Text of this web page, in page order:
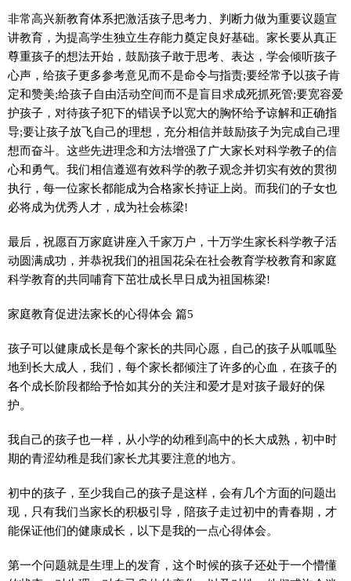
非常高兴新教育体系把激活孩子思考力、判断力做为重要议题宣
讲教育，为提高学生独立生存能力奠定良好基础。家长要从真正
尊重孩子的想法开始，鼓励孩子敢于思考、表达，学会倾听孩子
心声，给孩子更多参考意见而不是命令与指责;要经常予以孩子肯
定和赞美;给孩子自由活动空间而不是盲目求成死抓死管;要宽容爱
护孩子，对待孩子犯下的错误予以宽大的胸怀给予谅解和正确指
导;要让孩子放飞自己的理想，充分相信并鼓励孩子为完成自己理
想而奋斗。这些先进理念和方法增强了广大家长对科学教子的信
心和勇气。我们相信遵巡有效科学的教子观念并切实有效的贯彻
执行，每一位家长都能成为合格家长持证上岗。而我们的子女也
必将成为优秀人才，成为社会栋梁!
最后，祝愿百万家庭讲座入千家万户，十万学生家长科学教子活
动圆满成功，并恭祝我们的祖国花朵在社会教育学校教育和家庭
科学教育的共同哺育下茁壮成长早日成为祖国栋梁!
家庭教育促进法家长的心得体会 篇5
孩子可以健康成长是每个家长的共同心愿，自己的孩子从呱呱坠
地到长大成人，我们，每个家长都倾注了许多的心血，在孩子的
各个成长阶段都给予恰如其分的关注和爱才是对孩子最好的保
护。
我自己的孩子也一样，从小学的幼稚到高中的长大成熟，初中时
期的青涩幼稚是我们家长尤其要注意的地方。
初中的孩子，至少我自己的孩子是这样，会有几个方面的问题出
现，只有我们当家长的积极引导，陪孩子走过初中的青春期，才
能保证他们的健康成长，以下是我的一点心得体会。
第一个问题就是生理上的发育，这个时候的孩子还处于一个懵懂